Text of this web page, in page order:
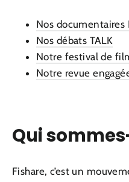
Nos documentaires
Nos débats TALK
Notre festival de
Notre revue
Qui
Fishare, c’est un